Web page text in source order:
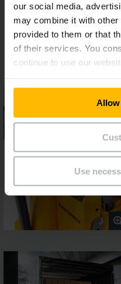
our social media,
may combine it with other
provided to them or that
of their services. You
continue to use our
Allow
Use